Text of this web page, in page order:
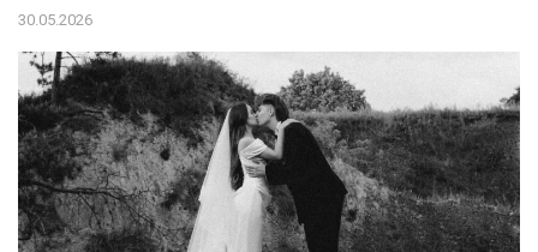
30.05.2026